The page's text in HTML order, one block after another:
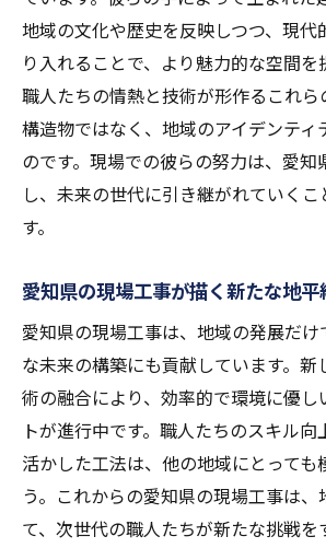
地域の文化や歴史を反映しつつ、現代
り入れることで、より魅力的な空間を
職人たちの情熱と技術が形作るこれ
構造物ではなく、地域のアイデンティ
のです。現場での彼らの努力は、愛知
し、未来の世代に引き継がれていく
す。
愛知県の現場工事が描く新たな地平
愛知県の現場工事は、地域の発展だ
な未来の構築にも貢献しています。新
術の融合により、効率的で環境に優し
トが進行中です。職人たちのスキル向
活かした工法は、他の地域にとっても
う。これからの愛知県の現場工事は
て、次世代の職人たちが新たな挑戦を